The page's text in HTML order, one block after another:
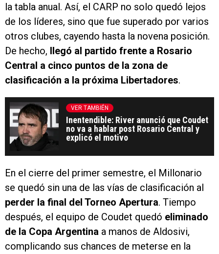
la tabla anual. Así, el CARP no solo quedó lejos
de los líderes, sino que fue superado por varios
otros clubes, cayendo hasta la novena posición.
De hecho, llegó al partido frente a Rosario
Central a cinco puntos de la zona de
clasificación a la próxima Libertadores.
VER TAMBIÉN
Inentendible: River anunció que Coudet
no va a hablar post Rosario Central y
explicó el motivo
En el cierre del primer semestre, el Millonario
se quedó sin una de las vías de clasificación al
perder la final del Torneo Apertura. Tiempo
después, el equipo de Coudet quedó eliminado
de la Copa Argentina a manos de Aldosivi,
complicando sus chances de meterse en la